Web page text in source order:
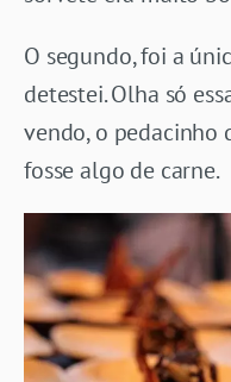
O segundo, foi a
detestei. Olha só
vendo, o pedacinho
fosse algo de carne.